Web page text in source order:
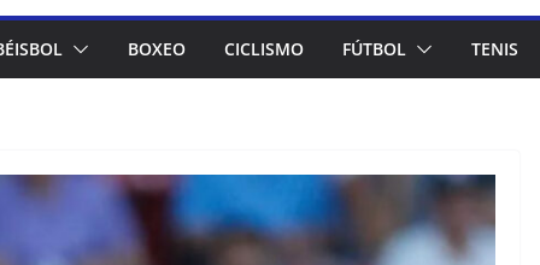
BOXEO CICLISMO FÚTBOL TENIS